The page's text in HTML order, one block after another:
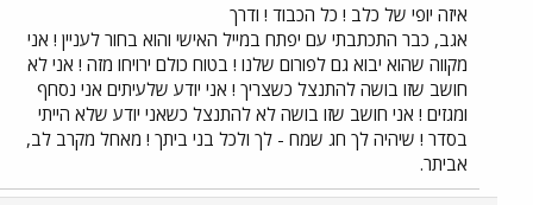
איזה יופי של כלב ! כל הכבוד ! ודרך
אגב, כבר התכתבתי עם יפתח במייל האישי והוא בחור לעניין ! אני
מקווה שהוא יבוא גם לפורום שלנו ! בטוח כולם ירויחו מזה ! אני לא
חושב שזו בושה להתנצל כשצריך ! אני יודע שלעיתים אני נסחף
ומגזים ! אני חושב שזו בושה לא להתנצל כשאני יודע שלא הייתי
בסדר ! שיהיה לך חג שמח - לך ולכל בני ביתך ! מאחל מקרב לב,
אביתר.